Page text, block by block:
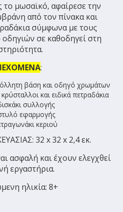
το μωσαϊκό, αφαίρεσε την
από τον πίνακα και
σύμφωνα με τους
σε καθοδηγεί στη
:
βάση και οδηγό χρωμάτων
και ειδικά πετραδάκια
συλλογής
εφαρμογής
κεριού
32 x 32 x 2,4 εκ.
ασφαλή και έχουν ελεγχθεί
εργαστήρια.
ηλικία: 8+